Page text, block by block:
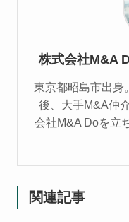
株式会社M&A
東京都昭島市出身
後、大手M&A仲
会社M&A Doを立
関連記事